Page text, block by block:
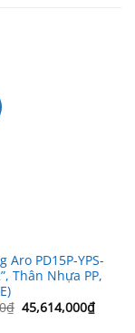
Aro PD15P-YPS-
Thân Nhựa PP,
₫ Giá
gốc
45,614,000₫Giá
hiện